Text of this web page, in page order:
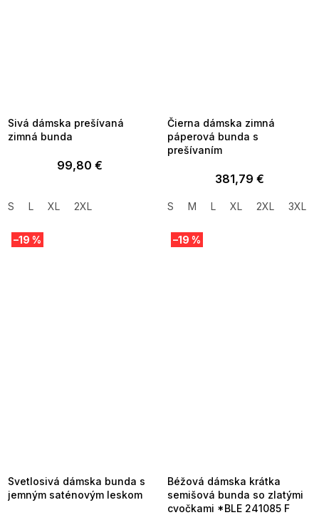
Sivá dámska prešívaná
zimná bunda
99,80 €
S L XL 2XL
Čierna dámska zimná
páperová bunda s
prešívaním
381,79 €
S M L XL 2XL 3XL
–19 %
Svetlosivá dámska bunda s
jemným saténovým leskom
–19 %
Béžová dámska krátka
semišová bunda so zlatými
cvočkami *BLE 241085 F